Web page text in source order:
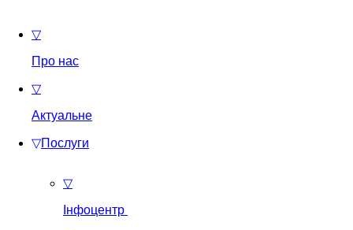
▽
Про нас
▽
Актуальне
▽Послуги
▽
Інфоцентр